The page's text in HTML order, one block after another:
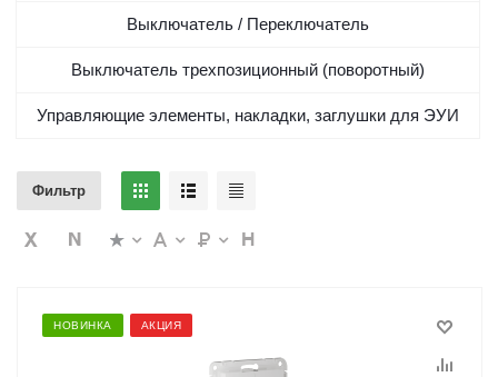
Выключатель / Переключатель
Выключатель трехпозиционный (поворотный)
Управляющие элементы, накладки, заглушки для ЭУИ
Фильтр
НОВИНКА АКЦИЯ